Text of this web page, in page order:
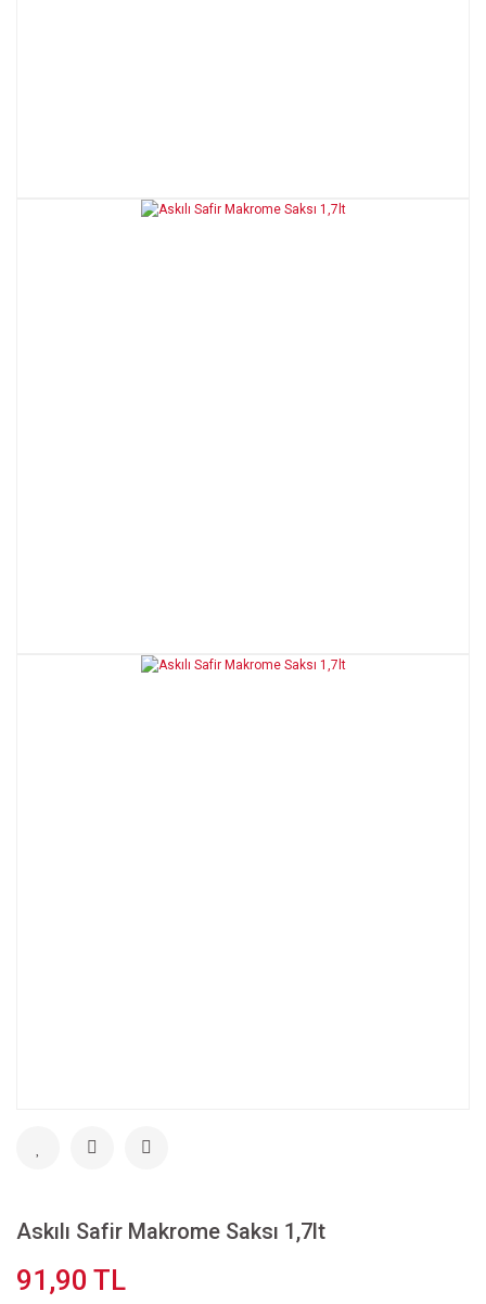
Askılı Safir Makrome Saksı 1,7lt
91,90 TL